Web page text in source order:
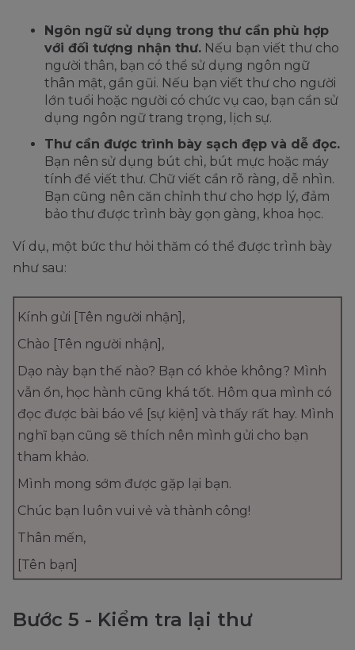
Ngôn ngữ sử dụng trong thư cần phù hợp
với đối tượng nhận thư. Nếu bạn viết thư cho
người thân, bạn có thể sử dụng ngôn ngữ
thân mật, gần gũi. Nếu bạn viết thư cho người
lớn tuổi hoặc người có chức vụ cao, bạn cần sử
dụng ngôn ngữ trang trọng, lịch sự.
Thư cần được trình bày sạch đẹp và dễ đọc.
Bạn nên sử dụng bút chì, bút mực hoặc máy
tính để viết thư. Chữ viết cần rõ ràng, dễ nhìn.
Bạn cũng nên căn chỉnh thư cho hợp lý, đảm
bảo thư được trình bày gọn gàng, khoa học.
Ví dụ, một bức thư hỏi thăm có thể được trình bày
như sau:
Kính gửi [Tên người nhận],
Chào [Tên người nhận],
Dạo này bạn thế nào? Bạn có khỏe không? Mình
vẫn ổn, học hành cũng khá tốt. Hôm qua mình có
đọc được bài báo về [sự kiện] và thấy rất hay. Mình
nghĩ bạn cũng sẽ thích nên mình gửi cho bạn
tham khảo.
Mình mong sớm được gặp lại bạn.
Chúc bạn luôn vui vẻ và thành công!
Thân mến,
[Tên bạn]
Bước 5 - Kiểm tra lại thư